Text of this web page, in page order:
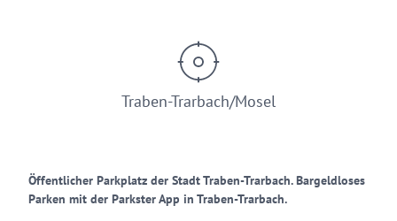
Traben-Trarbach/Mosel
Öffentlicher Parkplatz der Stadt Traben-Trarbach. Bargeldloses
Parken mit der Parkster App in Traben-Trarbach.